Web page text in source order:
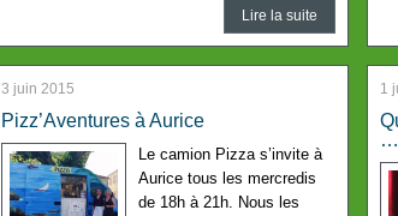
Lire la suite
3 juin 2015
Pizz’Aventures à Aurice
Le camion Pizza s’invite à
Aurice tous les mercredis
de 18h à 21h. Nous les
1
…